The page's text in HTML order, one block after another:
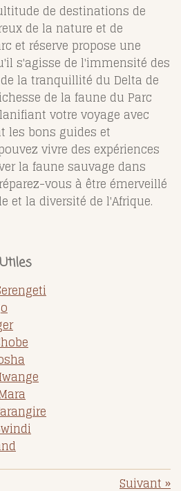
de destinations de
de la nature et de
et réserve propose une
s'agisse de l'immensité des
la tranquillité du Delta de
de la faune du Parc
votre voyage avec
les bons guides et
vivre des expériences
la faune sauvage dans
vous à être émerveillé
et la diversité de l'Afrique.
Suivant»